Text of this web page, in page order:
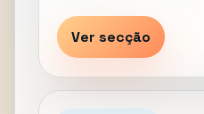
Ver secção